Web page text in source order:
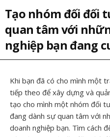
Tạo nhóm đối đối
quan tâm với
nghiệp bạn đang
Khi bạn đã có cho mình một
tiếp theo để xây dựng và
tạo cho mình một nhóm đối
đang dành sự quan tâm với
doanh nghiệp bạn. Tìm cách